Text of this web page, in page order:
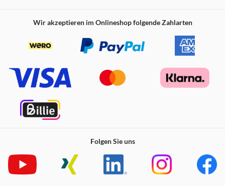
Wir akzeptieren im Onlineshop folgende Zahlarten
Folgen Sie uns